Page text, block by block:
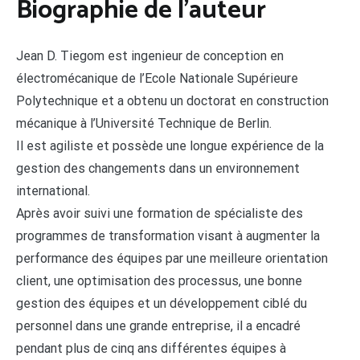
Biographie de l’auteur
Jean D. Tiegom est ingenieur de conception en
électromécanique de l’Ecole Nationale Supérieure
Polytechnique et a obtenu un doctorat en construction
mécanique à l’Université Technique de Berlin.
Il est agiliste et possède une longue expérience de la
gestion des changements dans un environnement
international.
Après avoir suivi une formation de spécialiste des
programmes de transformation visant à augmenter la
performance des équipes par une meilleure orientation
client, une optimisation des processus, une bonne
gestion des équipes et un développement ciblé du
personnel dans une grande entreprise, il a encadré
pendant plus de cinq ans différentes équipes à